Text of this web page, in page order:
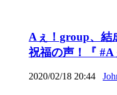
Aぇ！group、結
祝福の声！『 #A
2020/02/18 20:44